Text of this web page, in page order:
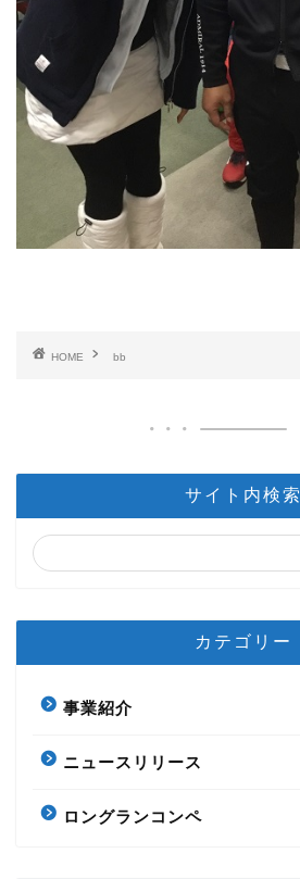
HOME bb
サイト内検索
カテゴリー
事業紹介
ニュースリリース
ロングランコンペ